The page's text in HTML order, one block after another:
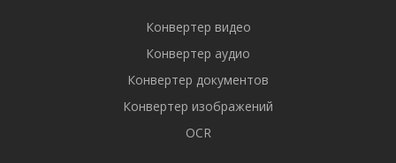
Конвертер видео
Конвертер аудио
Конвертер документов
Конвертер изображений
OCR